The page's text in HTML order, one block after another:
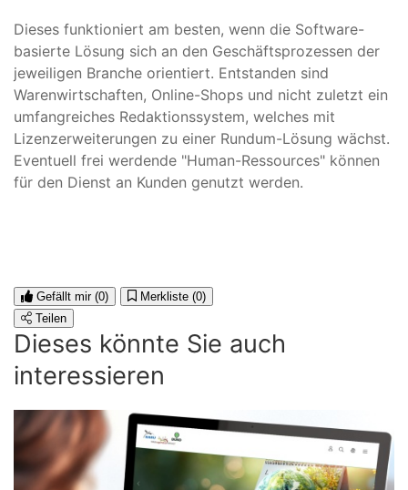
Dieses funktioniert am besten, wenn die Software-
basierte Lösung sich an den Geschäftsprozessen der
jeweiligen Branche orientiert. Entstanden sind
Warenwirtschaften, Online-Shops und nicht zuletzt ein
umfangreiches Redaktionssystem, welches mit
Lizenzerweiterungen zu einer Rundum-Lösung wächst.
Eventuell frei werdende "Human-Ressources" können
für den Dienst an Kunden genutzt werden.
Gefällt mir (0) Merkliste (0)
Teilen
Dieses könnte Sie auch
interessieren